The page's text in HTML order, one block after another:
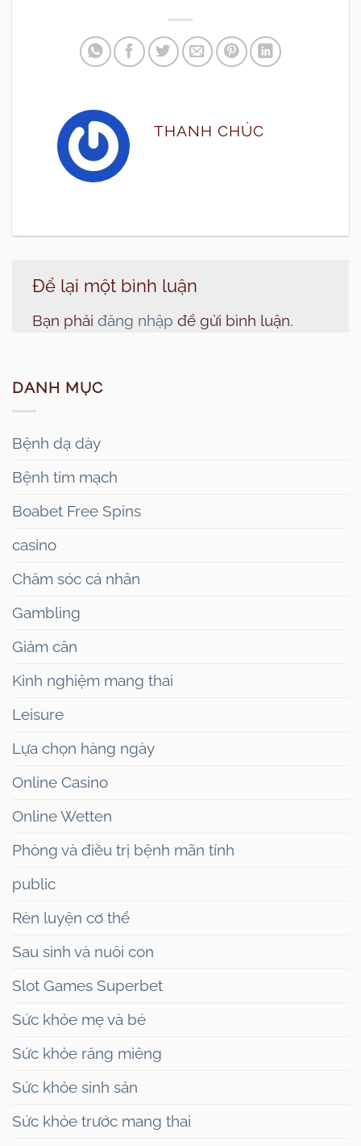
THANH CHÚC
Để lại một bình luận
Bạn phải đăng nhập để gửi bình luận.
DANH MỤC
Bệnh dạ dày
Bệnh tim mạch
Boabet Free Spins
casino
Chăm sóc cá nhân
Gambling
Giảm cân
Kinh nghiệm mang thai
Leisure
Lựa chọn hàng ngày
Online Casino
Online Wetten
Phòng và điều trị bệnh mãn tính
public
Rèn luyện cơ thể
Sau sinh và nuôi con
Slot Games Superbet
Sức khỏe mẹ và bé
Sức khỏe răng miêng
Sức khỏe sinh sản
Sức khỏe trước mang thai